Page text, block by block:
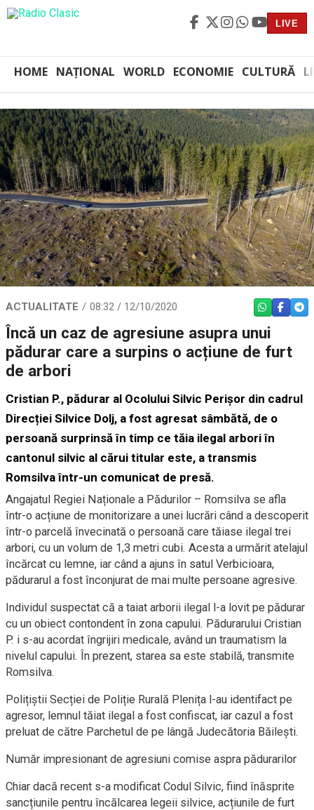
LIVE
HOME NAȚIONAL WORLD ECONOMIE CULTURĂ
ACTUALITATE 08:32 / 12/10/2020 WHATSAPP
Încă un caz de agresiune asupra unui
pădurar care a surpins o acțiune de furt
de arbori
Cristian P., pădurar al Ocolului Silvic Perișor din cadrul
Direcției Silvice Dolj, a fost agresat sâmbătă, de o
persoană surprinsă în timp ce tăia ilegal arbori în
cantonul silvic al cărui titular este, a transmis
Romsilva într-un comunicat de presă.
Angajatul Regiei Naționale a Pădurilor – Romsilva se afla
într-o acțiune de monitorizare a unei lucrări când a descoperit
într-o parcelă învecinată o persoană care tăiase ilegal trei
arbori, cu un volum de 1,3 metri cubi. Acesta a urmărit atelajul
încărcat cu lemne, iar când a ajuns în satul Verbicioara,
pădurarul a fost înconjurat de mai multe persoane agresive.
Individul suspectat că a taiat arborii ilegal l-a lovit pe pădurar
cu un obiect contondent în zona capului. Pădurarului Cristian
P. i s-au acordat îngrijiri medicale, având un traumatism la
nivelul capului. În prezent, starea sa este stabilă, transmite
Romsilva.
Polițiștii Secției de Poliție Rurală Plenița l-au identifact pe
agresor, lemnul tăiat ilegal a fost confiscat, iar cazul a fost
preluat de către Parchetul de pe lângă Judecătoria Băilești.
Număr impresionant de agresiuni comise aspra pădurarilor
Chiar dacă recent s-a modificat Codul Silvic, fiind înăsprite
sancțiunile pentru încălcarea legeii silvice, acțiunile de furt